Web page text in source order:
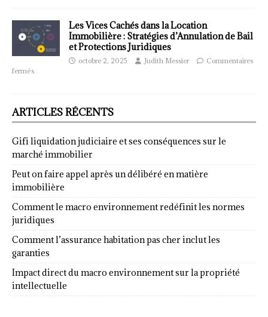
Les Vices Cachés dans la Location
Immobilière : Stratégies d’Annulation de Bail
et Protections Juridiques
octobre 2, 2025 Judith Messier
Commentaires
fermés
ARTICLES RÉCENTS
Gifi liquidation judiciaire et ses conséquences sur le
marché immobilier
Peut on faire appel après un délibéré en matière
immobilière
Comment le macro environnement redéfinit les normes
juridiques
Comment l’assurance habitation pas cher inclut les
garanties
Impact direct du macro environnement sur la propriété
intellectuelle